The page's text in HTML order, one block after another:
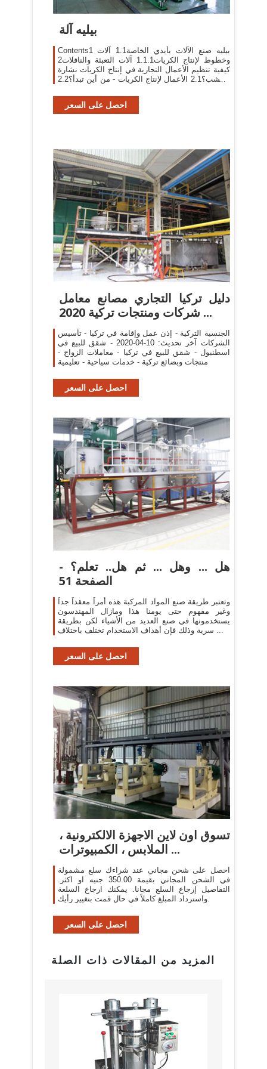
بيليه آلة
Contents1 بيليه صنع الآلات بأيدي الخاصة1.1 آلات
وخطوط لإنتاج الكريات1.1.1 آلات التعبئة والناقلات2
كيفية تنظيم الأعمال التجارية في إنتاج الكريات نشارة
الخشب؟2.1 الأعمال لإنتاج الكريات - من أين تبدأ؟2.2
احصل على السعر
دليل تركيا التجاري مصانع معامل
شركات ومنتجات تركية 2020 ...
الجنسية التركية - إذن عمل وإقامة في تركيا - تأسيس
الشركات آخر تحديث: 10-04-2020 - شقق للبيع في
اسطنبول - شقق للبيع في تركيا - معاملات الزواج -
منتجات وبضائع تركية - خدمات سياحية - تعليمية
احصل على السعر
هل ... وهل ... ثم هل.. تعلم؟ -
الصفحة 51
وتعتبر طريقة صنع المواد المركبة هذه أمراً معقداً جداً
وغير مفهوم حتى يومنا هذا ومازال المهندسون
يستخدمونها في صنع العديد من الأشياء لكن بطريقة
سرية وذلك فإن أهداف الاستخدام تختلف باختلاف ...
احصل على السعر
تسوق اون لاين الاجهزة الالكترونية ،
الملابس ، الكمبيوترات ...
احصل على شحن مجاني عند شراءك سلع مشمولة
في الشحن المجاني بقيمة 350.00 جنيه او اكثر.
التفاصيل إرجاع السلع مجانا. يمكنك ارجاع السلعة
واسترداد المبلغ كاملاً في حال قمت بتغيير رأيك.
احصل على السعر
المزيد من المقالات ذات الصلة